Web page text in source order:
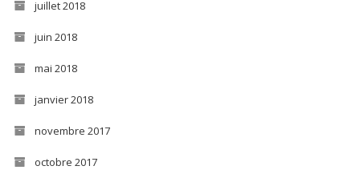
juillet 2018
juin 2018
mai 2018
janvier 2018
novembre 2017
octobre 2017